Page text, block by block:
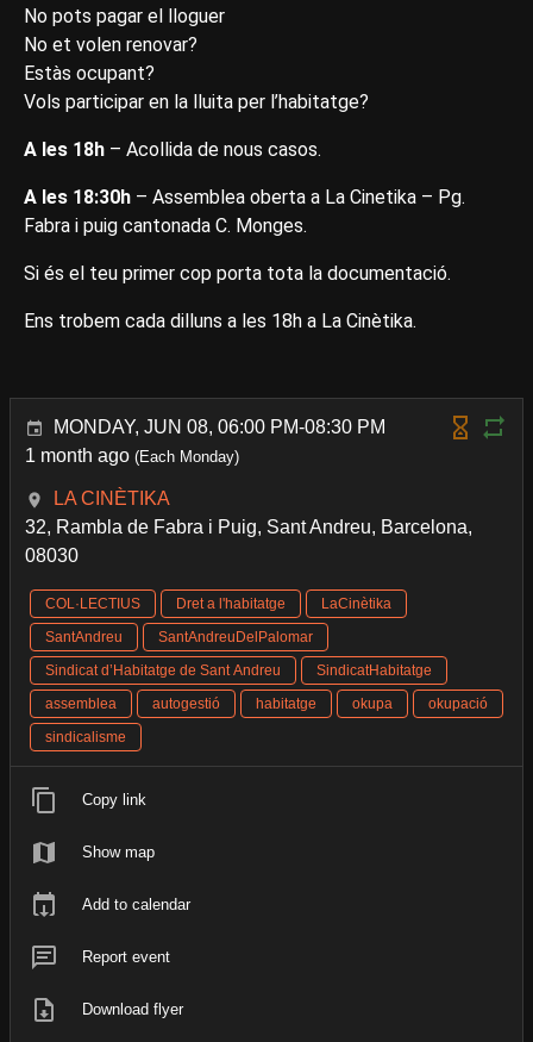
No pots pagar el lloguer
No et volen renovar?
Estàs ocupant?
Vols participar en la lluita per l’habitatge?
A les 18h – Acollida de nous casos.
A les 18:30h – Assemblea oberta a La Cinetika – Pg.
Fabra i puig cantonada C. Monges.
Si és el teu primer cop porta tota la documentació.
Ens trobem cada dilluns a les 18h a La Cinètika.
MONDAY, JUN 08, 06:00 PM-08:30 PM
1 month ago (Each Monday)
LA CINÈTIKA
32, Rambla de Fabra i Puig, Sant Andreu, Barcelona,
08030
COL·LECTIUS Dret a l'habitatge
LaCinètika
SantAndreu
SantAndreuDelPalomar
Sindicat d’Habitatge de Sant Andreu
SindicatHabitatge
assemblea
autogestió habitatge okupa
okupació
sindicalisme
Copy link
Show map
Add to calendar
Report event
Download flyer